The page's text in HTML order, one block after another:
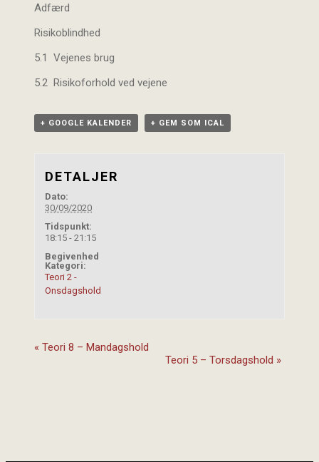
Adfærd
Risikoblindhed
5.1 Vejenes brug
5.2 Risikoforhold ved vejene
+ GOOGLE KALENDER + GEM SOM ICAL
DETALJER
Dato:
30/09/2020
Tidspunkt:
18:15 - 21:15
Begivenhed
Kategori:
Teori 2 -
Onsdagshold
« Teori 8 – Mandagshold
Teori 5 – Torsdagshold »